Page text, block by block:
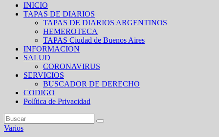
INICIO
TAPAS DE DIARIOS
TAPAS DE DIARIOS ARGENTINOS
HEMEROTECA
TAPAS Ciudad de Buenos Aires
INFORMACION
SALUD
CORONAVIRUS
SERVICIOS
BUSCADOR DE DERECHO
CODIGO
Política de Privacidad
Varios